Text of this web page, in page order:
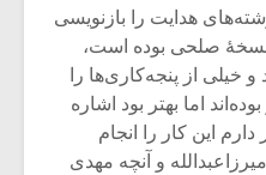
هدایت را بازنویسی
صلحی بوده است،
خیلی از پنجه‌کاری‌ها را
اما بهتر بود اشاره
این کار را انجام
و آنچه مهدی